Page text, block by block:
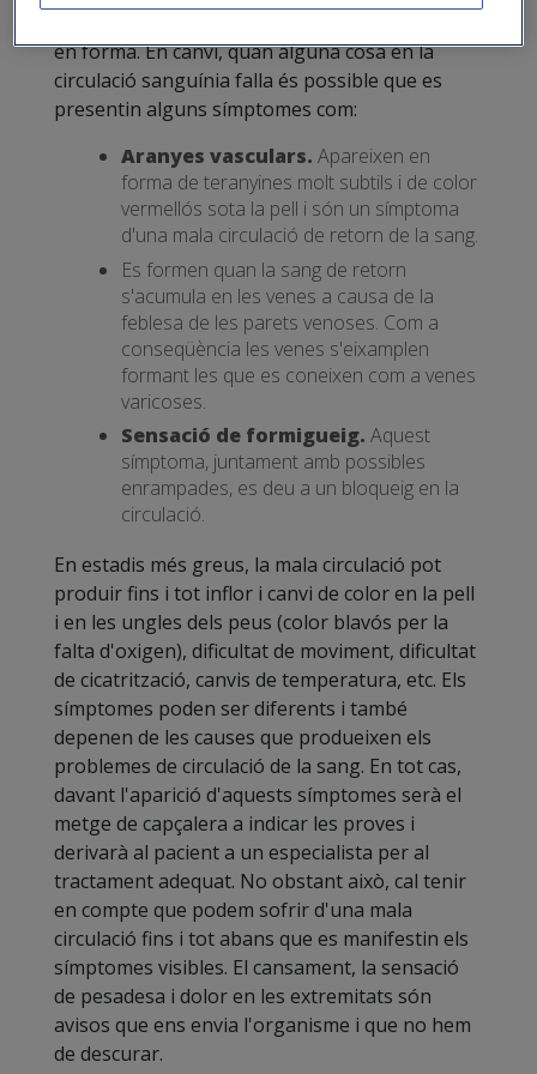
en forma. En canvi, quan alguna cosa en la
circulació sanguínia falla és possible que es
presentin alguns símptomes com:
Aranyes vasculars. Apareixen en
forma de teranyines molt subtils i de color
vermellós sota la pell i són un símptoma
d'una mala circulació de retorn de la sang.
Es formen quan la sang de retorn
s'acumula en les venes a causa de la
feblesa de les parets venoses. Com a
conseqüència les venes s'eixamplen
formant les que es coneixen com a venes
varicoses.
Sensació de formigueig. Aquest
símptoma, juntament amb possibles
enrampades, es deu a un bloqueig en la
circulació.
En estadis més greus, la mala circulació pot
produir fins i tot inflor i canvi de color en la pell
i en les ungles dels peus (color blavós per la
falta d'oxigen), dificultat de moviment, dificultat
de cicatrització, canvis de temperatura, etc. Els
símptomes poden ser diferents i també
depenen de les causes que produeixen els
problemes de circulació de la sang. En tot cas,
davant l'aparició d'aquests símptomes serà el
metge de capçalera a indicar les proves i
derivarà al pacient a un especialista per al
tractament adequat. No obstant això, cal tenir
en compte que podem sofrir d'una mala
circulació fins i tot abans que es manifestin els
símptomes visibles. El cansament, la sensació
de pesadesa i dolor en les extremitats són
avisos que ens envia l'organisme i que no hem
de descurar.